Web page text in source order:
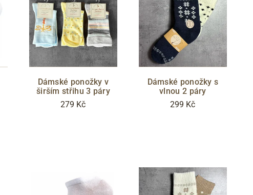
Dámské ponožky v
širším střihu 3 páry
279 Kč
Dámské ponožky s
vlnou 2 páry
299 Kč